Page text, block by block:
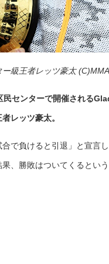
ー級王者レッツ豪太
民センターで開催される
レッツ豪太。
で負けると引退」と宣言
、勝敗はついてくるとい